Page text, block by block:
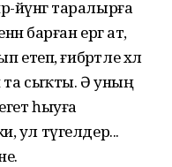
йүнгә таралырға
барған ергә ат,
етеп, ғибрәтле хәл
та сыҡты. Ә уның
һыуға
ул түгелдер...